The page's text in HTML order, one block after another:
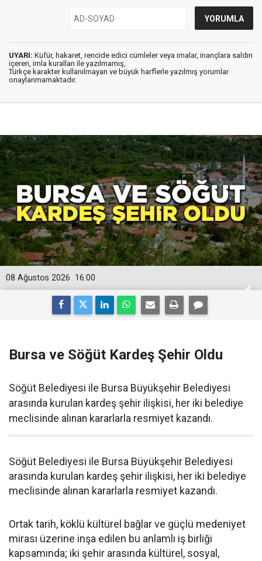
UYARI: Küfür, hakaret, rencide edici cümleler veya imalar, inançlara saldırı
içeren, imla kuralları ile yazılmamış,
Türkçe karakter kullanılmayan ve büyük harflerle yazılmış yorumlar
onaylanmamaktadır.
16:00
08 Ağustos 2026
Bursa ve Söğüt Kardeş Şehir Oldu
Söğüt Belediyesi ile Bursa Büyükşehir Belediyesi
arasında kurulan kardeş şehir ilişkisi, her iki belediye
meclisinde alınan kararlarla resmiyet kazandı.
Söğüt Belediyesi ile Bursa Büyükşehir Belediyesi
arasında kurulan kardeş şehir ilişkisi, her iki belediye
meclisinde alınan kararlarla resmiyet kazandı.
Ortak tarih, köklü kültürel bağlar ve güçlü medeniyet
mirası üzerine inşa edilen bu anlamlı iş birliği
kapsamında; iki şehir arasında kültürel, sosyal,